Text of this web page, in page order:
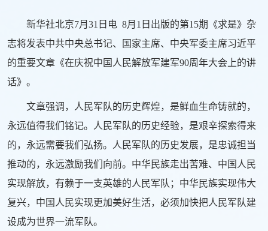
新华社北京7月31日电 8月1日出版的第15期《求是》杂
志将发表中共中央总书记、国家主席、中央军委主席习近平
的重要文章《在庆祝中国人民解放军建军90周年大会上的讲
话》。
文章强调，人民军队的历史辉煌，是鲜血生命铸就的，
永远值得我们铭记。人民军队的历史经验，是艰辛探索得来
的，永远需要我们弘扬。人民军队的历史发展，是忠诚担当
推动的，永远激励我们向前。中华民族走出苦难、中国人民
实现解放，有赖于一支英雄的人民军队；中华民族实现伟大
复兴，中国人民实现更加美好生活，必须加快把人民军队建
设成为世界一流军队。